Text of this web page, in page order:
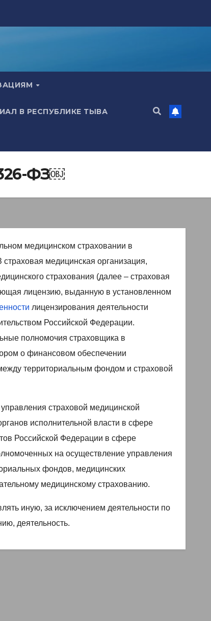
В РЕСПУБЛИКЕ ТЫВА
ФЗ￼
медицинском страховании в
медицинская организация,
страхования (далее – страховая
лицензию, выданную в установленном
лицензирования деятельности
Российской Федерации.
полномочия страховщика в
о финансовом обеспечении
территориальным фондом и страховой
страховой медицинской
исполнительной власти в сфере
Российской Федерации в сфере
на осуществление управления
фондов, медицинских
медицинскому страхованию.
иную, за исключением деятельности по
деятельность.